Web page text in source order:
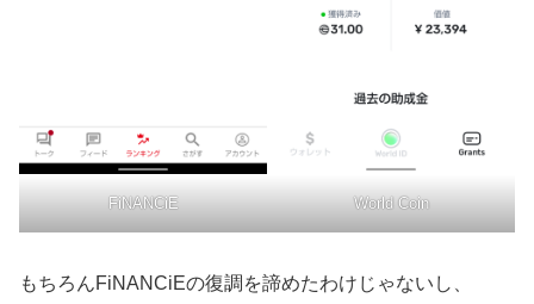
FiNANCiE World Coin
もちろんFiNANCiEの復調を諦めたわけじゃないし、